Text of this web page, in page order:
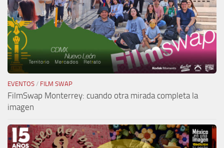
EVENTOS / FILM SWAP
FilmSwap Monterrey: cuando otra mirada completa la
imagen